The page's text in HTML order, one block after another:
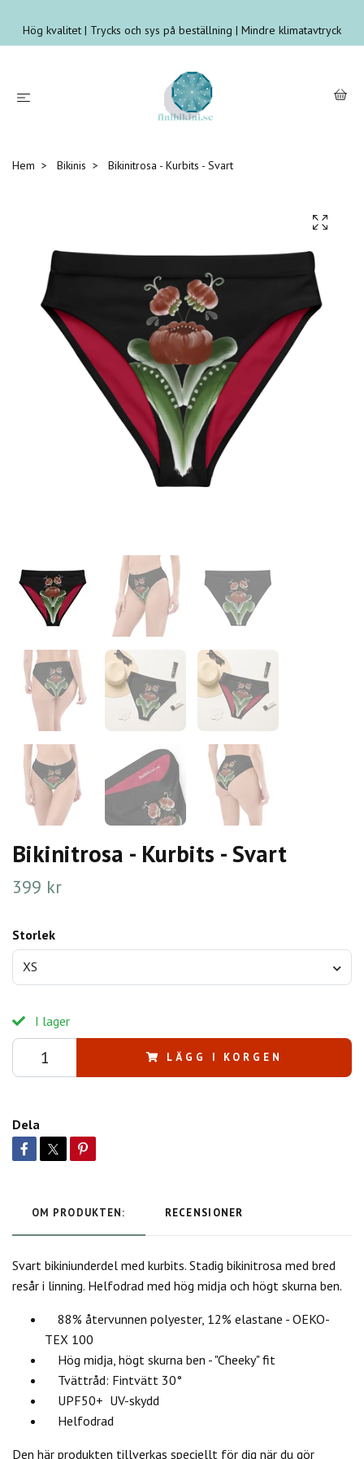
Hög kvalitet | Trycks och sys på beställning | Mindre klimatavtryck
Hem Bikinis Bikinitrosa - Kurbits - Svart
Bikinitrosa - Kurbits - Svart
399 kr
Storlek
XS
I lager
LÄGG I KORGEN
Dela
OM PRODUKTEN: RECENSIONER
Svart bikiniunderdel med kurbits. Stadig bikinitrosa med bred
resår i linning. Helfodrad med hög midja och högt skurna ben.
88% återvunnen polyester, 12% elastane - OEKO-
TEX 100
Hög midja, högt skurna ben - "Cheeky" fit
Tvättråd: Fintvätt 30°
UPF50+ UV-skydd
Helfodrad
Den här produkten tillverkas speciellt för dig när du gör